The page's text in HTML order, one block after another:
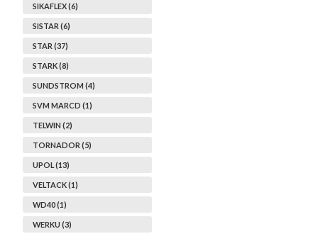
SIKAFLEX (6)
SISTAR (6)
STAR (37)
STARK (8)
SUNDSTROM (4)
SVM MARCD (1)
TELWIN (2)
TORNADOR (5)
UPOL (13)
VELTACK (1)
WD40 (1)
WERKU (3)